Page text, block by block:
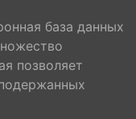
база данных
позволяет